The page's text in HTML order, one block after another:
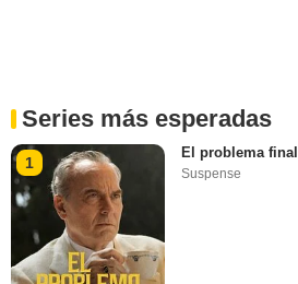
Series más esperadas
1
El problema final
Suspense